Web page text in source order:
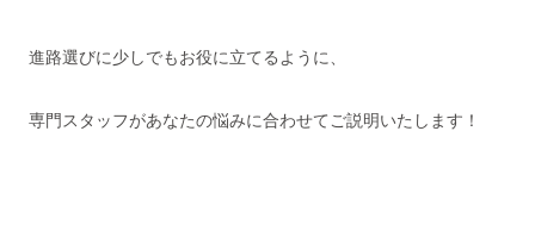
進路選びに少しでもお役に立てるように、
専門スタッフがあなたの悩みに合わせてご説明いたします！